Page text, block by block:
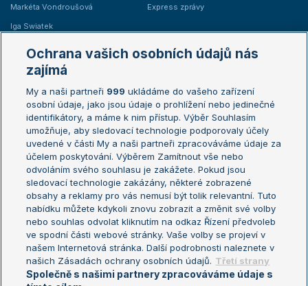
Markéta Vondroušová
Iga Swiatek
Express zprávy
Žebříčky
Žebříček ATP (muži)
Žebříček WTA (ženy)
Sázkařský žebříček
Australian Open
French Open
Wimbledon
US Open
Turnaj mistrů
Turnaj mistryň
Aktualní trendy
Fotbalové přestupy
Livesport Daily
LS Prague Open
Ochrana vašich osobních údajů nás
zajímá
My a naši partneři 999 ukládáme do vašeho zařízení
osobní údaje, jako jsou údaje o prohlížení nebo jedinečné
identifikátory, a máme k nim přístup. Výběr Souhlasím
umožňuje, aby sledovací technologie podporovaly účely
uvedené v části My a naši partneři zpracováváme údaje za
účelem poskytování. Výběrem Zamítnout vše nebo
odvoláním svého souhlasu je zakážete. Pokud jsou
sledovací technologie zakázány, některé zobrazené
obsahy a reklamy pro vás nemusí být tolik relevantní. Tuto
nabídku můžete kdykoli znovu zobrazit a změnit své volby
nebo souhlas odvolat kliknutím na odkaz Řízení předvoleb
ve spodní části webové stránky. Vaše volby se projeví v
našem Internetová stránka. Další podrobnosti naleznete v
našich Zásadách ochrany osobních údajů. Třetí strany
Společně s našimi partnery zpracováváme údaje s